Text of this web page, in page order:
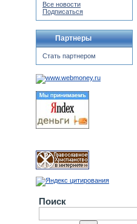
Все новости
Подписаться
Партнеры
Стать партнером
Поиск